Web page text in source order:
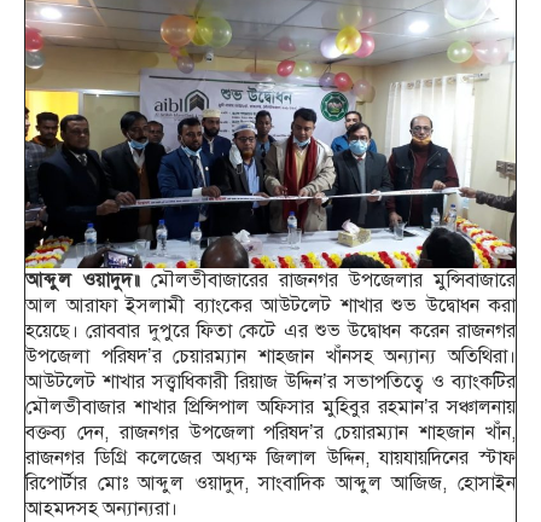
আব্দুল ওয়াদুদ॥ মৌলভীবাজারের রাজনগর উপজেলার মুন্সিবাজারে
আল আরাফা ইসলামী ব্যাংকের আউটলেট শাখার শুভ উদ্বোধন করা
হয়েছে। রোববার দুপুরে ফিতা কেটে এর শুভ উদ্বোধন করেন রাজনগর
উপজেলা পরিষদ’র চেয়ারম্যান শাহজান খাঁনসহ অন্যান্য অতিথিরা।
আউটলেট শাখার সত্ত্বাধিকারী রিয়াজ উদ্দিন’র সভাপতিত্বে ও ব্যাংকটির
মৌলভীবাজার শাখার প্রিন্সিপাল অফিসার মুহিবুর রহমান’র সঞ্চালনায়
বক্তব্য দেন, রাজনগর উপজেলা পরিষদ’র চেয়ারম্যান শাহজান খাঁন,
রাজনগর ডিগ্রি কলেজের অধ্যক্ষ জিলাল উদ্দিন, যায়যায়দিনের স্টাফ
রিপোর্টার মোঃ আব্দুল ওয়াদুদ, সাংবাদিক আব্দুল আজিজ, হোসাইন
আহমদসহ অন্যান্যরা।